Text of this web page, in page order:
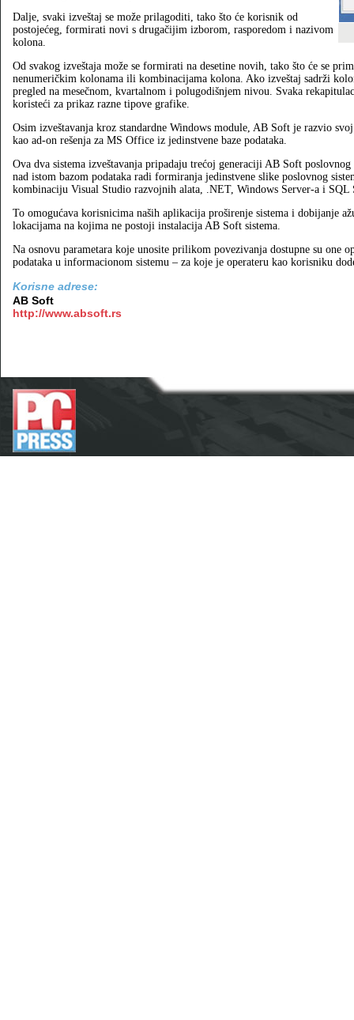
Dalje, svaki izveštaj se može prilagoditi, tako što će korisnik od
postojećeg, formirati novi s drugačijim izborom, rasporedom i nazivom
kolona.
Od svakog izveštaja može se formirati na desetine novih, tako što će se
nenumeričkim kolonama ili kombinacijama kolona. Ako izveštaj sadrži
pregled na mesečnom, kvartalnom i polugodišnjem nivou. Svaka
koristeći za prikaz razne tipove grafike.
Osim izveštavanja kroz standardne Windows module, AB Soft je razvio
kao ad‑on rešenja za MS Office iz jedinstvene baze podataka.
Ova dva sistema izveštavanja pripadaju trećoj generaciji AB Soft
nad istom bazom podataka radi formiranja jedinstvene slike poslovnog
kombinaciju Visual Studio razvojnih alata, .NET, Windows Server‑a i SQL
To omogućava korisnicima naših aplikacija proširenje sistema i dobijanje
lokacijama na kojima ne postoji instalacija AB Soft sistema.
Na osnovu parametara koje unosite prilikom povezivanja dostupne su one
podataka u informacionom sistemu – za koje je operateru kao korisniku
Korisne adrese:
AB Soft
http://www.absoft.rs